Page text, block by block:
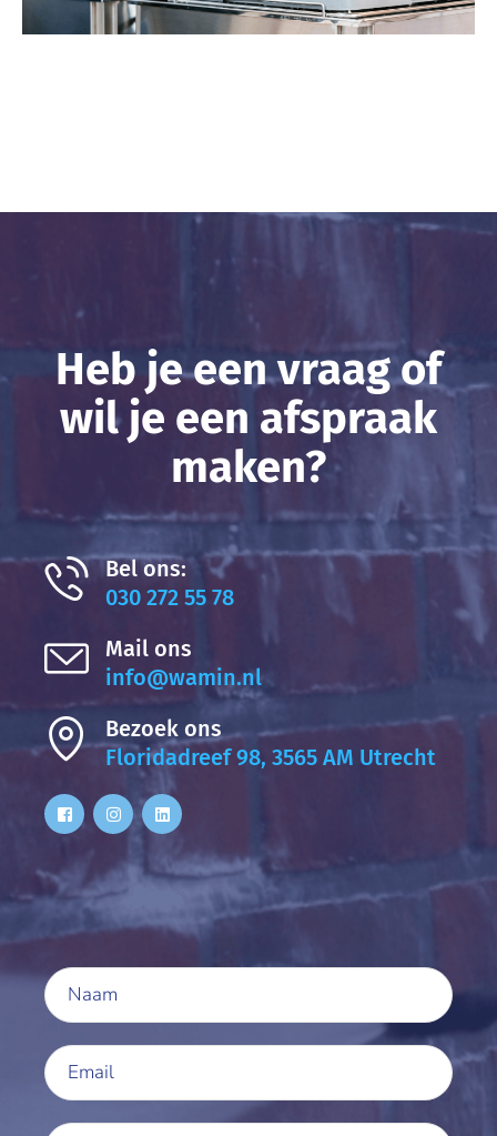
Heb je een vraag of
wil je een afspraak
maken?
Bel ons:
030 272 55 78
Mail ons
info@wamin.nl
Bezoek ons
Floridadreef 98, 3565 AM Utrecht